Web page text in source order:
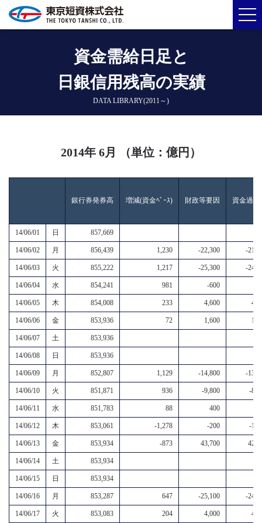
資金需給日足と
日銀信用残高の実績
DATA LIBRARY(2011～)
2014年 6月 （単位：億円）
銀行券発券高 増減(資金ﾍﾞｰｽ) 財政等要因 資金過不
14/06/01 日 857,669
14/06/02 月 856,439 1,230 -22,300 -
14/06/03 火 855,222 1,217 -25,300 -
14/06/04 水 854,241 981 -600
14/06/05 木 854,008 233 4,600
14/06/06 金 853,936 72 1,600
14/06/07 土 853,936
14/06/08 日 853,936
14/06/09 月 852,807 1,129 -14,800 -
14/06/10 火 851,871 936 -9,800 -
14/06/11 水 851,783 88 400
14/06/12 木 853,061 -1,278 -200 -
14/06/13 金 853,934 -873 43,700
14/06/14 土 853,934
14/06/15 日 853,934
14/06/16 月 853,287 647 -25,100 -
14/06/17 火 853,083 204 4,000